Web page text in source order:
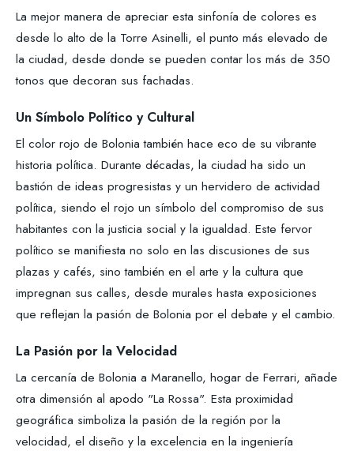
La mejor manera de apreciar esta sinfonía de colores es
desde lo alto de la Torre Asinelli, el punto más elevado de
la ciudad, desde donde se pueden contar los más de 350
tonos que decoran sus fachadas.
Un Símbolo Político y Cultural
El color rojo de Bolonia también hace eco de su vibrante
historia política. Durante décadas, la ciudad ha sido un
bastión de ideas progresistas y un hervidero de actividad
política, siendo el rojo un símbolo del compromiso de sus
habitantes con la justicia social y la igualdad. Este fervor
político se manifiesta no solo en las discusiones de sus
plazas y cafés, sino también en el arte y la cultura que
impregnan sus calles, desde murales hasta exposiciones
que reflejan la pasión de Bolonia por el debate y el cambio.
La Pasión por la Velocidad
La cercanía de Bolonia a Maranello, hogar de Ferrari, añade
otra dimensión al apodo "La Rossa". Esta proximidad
geográfica simboliza la pasión de la región por la
velocidad, el diseño y la excelencia en la ingeniería